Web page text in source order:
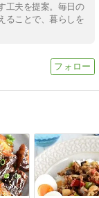
工夫を提案。毎日の
ることで、暮らしを